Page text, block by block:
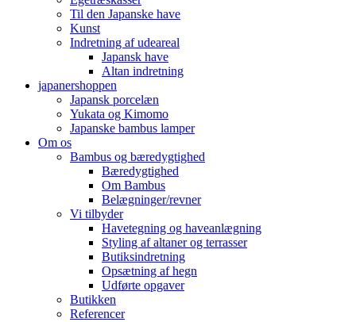
Til den Japanske have
Kunst
Indretning af udeareal
Japansk have
Altan indretning
japanershoppen
Japansk porcelæn
Yukata og Kimomo
Japanske bambus lamper
Om os
Bambus og bæredygtighed
Bæredygtighed
Om Bambus
Belægninger/revner
Vi tilbyder
Havetegning og haveanlægning
Styling af altaner og terrasser
Butiksindretning
Opsætning af hegn
Udførte opgaver
Butikken
Referencer